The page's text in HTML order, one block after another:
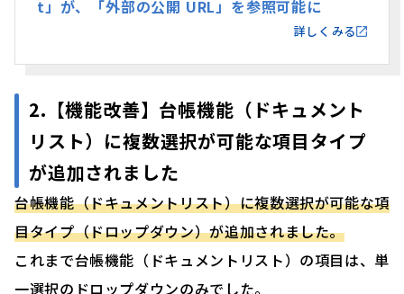
t」が、「外部の公開 URL」を参照可能に
詳しくみる
2.【機能改善】台帳機能（ドキュメント
リスト）に複数選択が可能な項目タイプ
が追加されました
台帳機能（ドキュメントリスト）に複数選択が可能な項
目タイプ（ドロップダウン）が追加されました。
これまで台帳機能（ドキュメントリスト）の項目は、単
一選択のドロップダウンのみでした。